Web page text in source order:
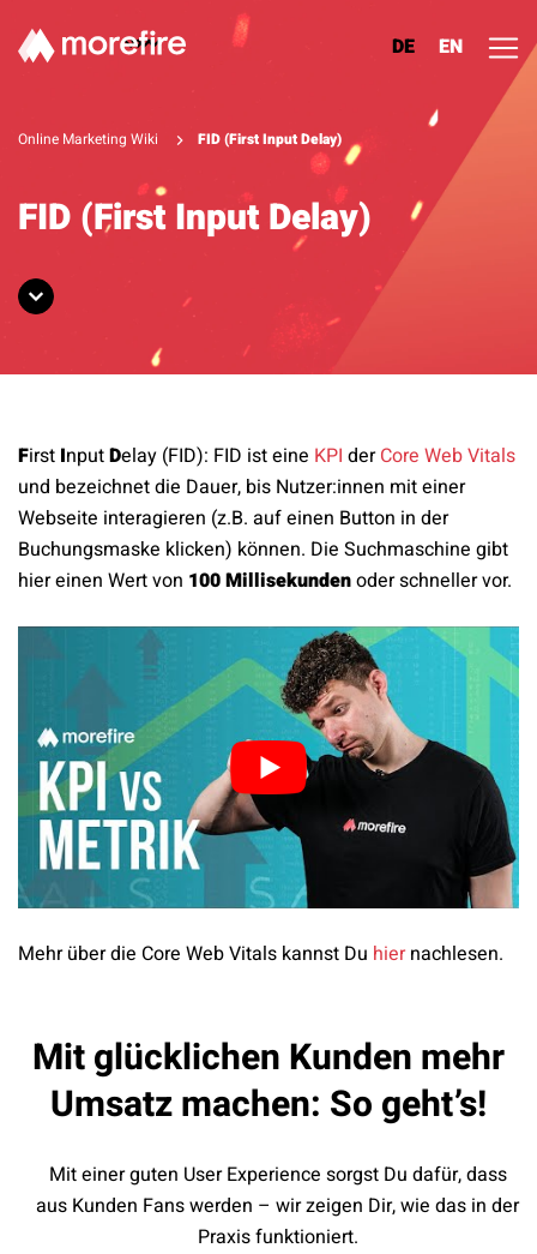
DE EN
Lösungen
Referenzen
Kontakt
Online Marketing Wiki FID (First Input Delay)
FID (First Input Delay)
First InputDelay (FID): FID ist eine KPI derCore Web Vitals
und bezeichnet die Dauer, bis Nutzer:innen mit einer
Webseite interagieren (z.B. auf einen Button in der
Buchungsmaske klicken) können. Die Suchmaschine gibt
hier einen Wert von 100 Millisekundenoder schneller vor.
Mehr über die Core Web Vitals kannst Du hiernachlesen.
Mit glücklichen Kunden mehr
Umsatz machen: So geht’s!
Mit einer guten User Experience sorgst Du dafür, dass
aus Kunden Fans werden – wir zeigen Dir, wie das in der
Praxis funktioniert.